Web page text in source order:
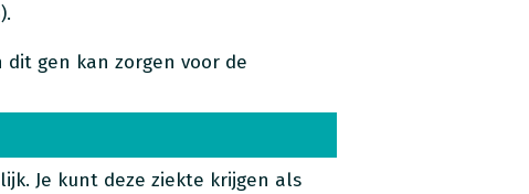
gen kan zorgen voor de
Je kunt deze ziekte krijgen als